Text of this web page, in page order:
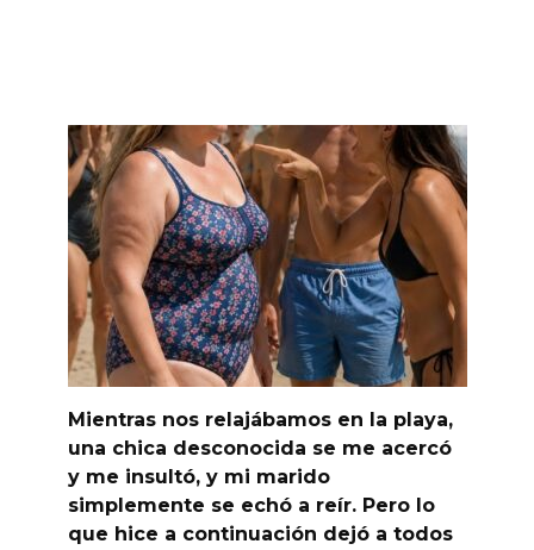
Mientras nos relajábamos en la playa,
una chica desconocida se me acercó
y me insultó, y mi marido
simplemente se echó a reír. Pero lo
que hice a continuación dejó a todos